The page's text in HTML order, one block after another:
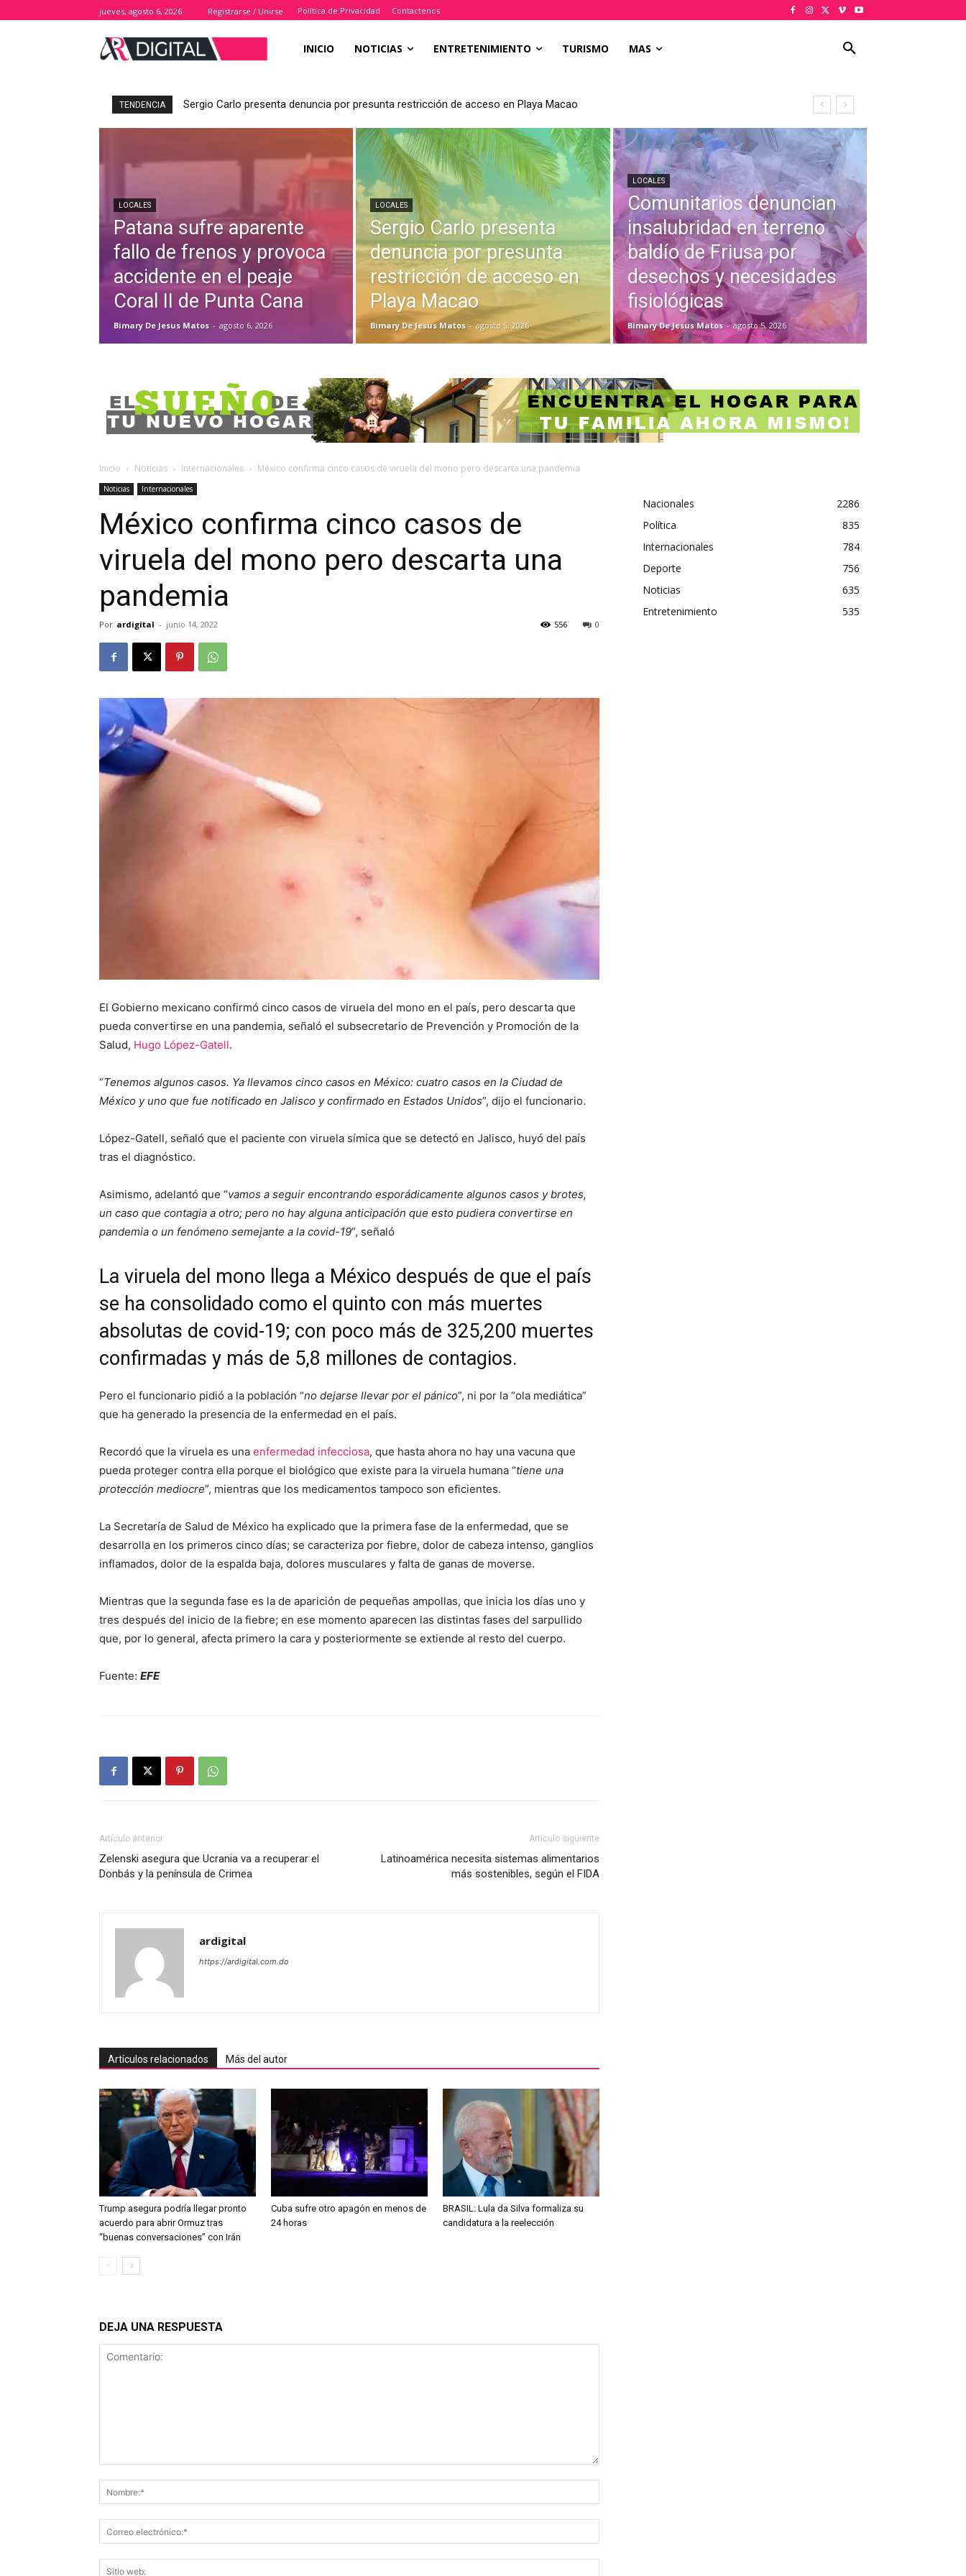
jueves, agosto 6, 2026 Registrarse / Unirse Política de Privacidad Contactenos
INICIO NOTICIAS ENTRETENIMIENTO TURISMO MAS
TENDENCIA Sergio Carlo presenta denuncia por presunta restricción de acceso en Playa Macao
LOCALES
Patana sufre aparente
fallo de frenos y provoca
accidente en el peaje
Coral II de Punta Cana
Bimary De Jesus Matos - agosto 6, 2026
LOCALES
Sergio Carlo presenta
denuncia por presunta
restricción de acceso en
Playa Macao
Bimary De Jesus Matos - agosto 5, 2026
LOCALES
Comunitarios denuncian
insalubridad en terreno
baldío de Friusa por
desechos y necesidades
fisiológicas
Bimary De Jesus Matos - agosto 5, 2026
Inicio Noticias Internacionales México confirma cinco casos de viruela del mono pero descarta una pandemia
Noticias Internacionales
México confirma cinco casos de
viruela del mono pero descarta una
pandemia
Por ardigital - junio 14, 2022 0
556
El Gobierno mexicano confirmó cinco casos de viruela del mono en el país, pero descarta que
pueda convertirse en una pandemia, señaló el subsecretario de Prevención y Promoción de la
Salud, Hugo López-Gatell.
“Tenemos algunos casos. Ya llevamos cinco casos en México: cuatro casos en la Ciudad de
México y uno que fue notificado en Jalisco y confirmado en Estados Unidos”, dijo el funcionario.
López-Gatell, señaló que el paciente con viruela símica que se detectó en Jalisco, huyó del país
tras el diagnóstico.
Asimismo, adelantó que “vamos a seguir encontrando esporádicamente algunos casos y brotes,
un caso que contagia a otro; pero no hay alguna anticipación que esto pudiera convertirse en
pandemia o un fenómeno semejante a la covid-19”, señaló
La viruela del mono llega a México después de que el país
se ha consolidado como el quinto con más muertes
absolutas de covid-19; con poco más de 325,200 muertes
confirmadas y más de 5,8 millones de contagios.
Pero el funcionario pidió a la población “no dejarse llevar por el pánico”, ni por la “ola mediática”
que ha generado la presencia de la enfermedad en el país.
Recordó que la viruela es una enfermedad infecciosa, que hasta ahora no hay una vacuna que
pueda proteger contra ella porque el biológico que existe para la viruela humana “tiene una
protección mediocre”, mientras que los medicamentos tampoco son eficientes.
La Secretaría de Salud de México ha explicado que la primera fase de la enfermedad, que se
desarrolla en los primeros cinco días; se caracteriza por fiebre, dolor de cabeza intenso, ganglios
inflamados, dolor de la espalda baja, dolores musculares y falta de ganas de moverse.
Mientras que la segunda fase es la de aparición de pequeñas ampollas, que inicia los días uno y
tres después del inicio de la fiebre; en ese momento aparecen las distintas fases del sarpullido
que, por lo general, afecta primero la cara y posteriormente se extiende al resto del cuerpo.
Fuente: EFE
Artículo anterior
Zelenski asegura que Ucrania va a recuperar el
Donbás y la península de Crimea
Artículo siguiente
Latinoamérica necesita sistemas alimentarios
más sostenibles, según el FIDA
ardigital
https://ardigital.com.do
Artículos relacionados Más del autor
Trump asegura podría llegar pronto
acuerdo para abrir Ormuz tras
“buenas conversaciones” con Irán
Cuba sufre otro apagón en menos de
24 horas
BRASIL: Lula da Silva formaliza su
candidatura a la reelección
DEJA UNA RESPUESTA
Nacionales
2286
Política
835
Internacionales
784
Deporte
756
Noticias
635
Entretenimiento
535